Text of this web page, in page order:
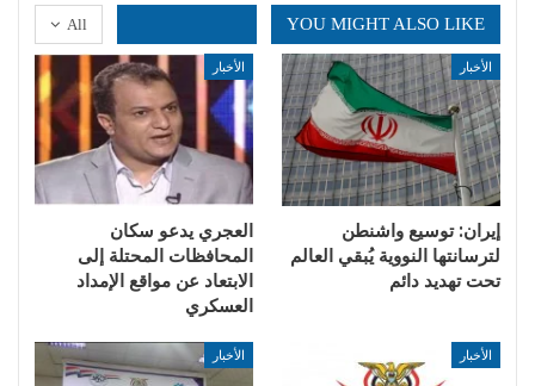
All YOU MIGHT ALSO LIKE
الأخبار
إيران: توسيع واشنطن
لترسانتها النووية يُبقي العالم
تحت تهديد دائم
الأخبار
العجري يدعو سكان
المحافظات المحتلة إلى
الابتعاد عن مواقع الإمداد
العسكري
الأخبار الأخبار